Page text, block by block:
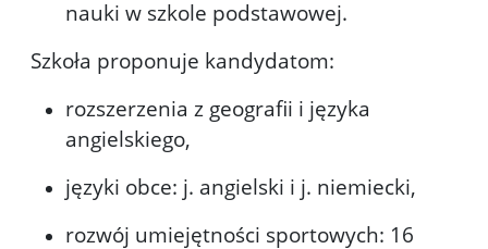
nauki w szkole podstawowej.
Szkoła proponuje kandydatom:
rozszerzenia z geografii i języka
angielskiego,
języki obce: j. angielski i j. niemiecki,
rozwój umiejętności sportowych: 16